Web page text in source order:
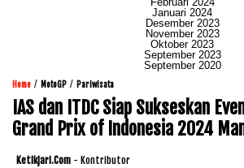
Januari 2024
Desember 2023
November 2023
Oktober 2023
September 2023
September 2020
Home / MotoGP / Pariwisata
IAS dan ITDC Siap Sukseskan
Grand Prix of Indonesia 2024
Ketikjari.com - Kontributor